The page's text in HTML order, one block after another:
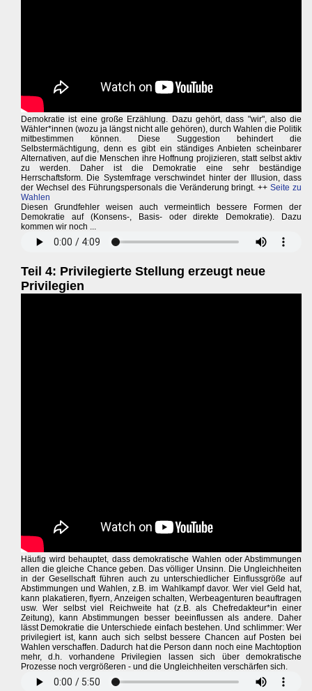
Demokratie ist eine große Erzählung. Dazu gehört, dass "wir", also die
Wähler*innen (wozu ja längst nicht alle gehören), durch Wahlen die Politik
mitbestimmen können. Diese Suggestion behindert die
Selbstermächtigung, denn es gibt ein ständiges Anbieten scheinbarer
Alternativen, auf die Menschen ihre Hoffnung projizieren, statt selbst aktiv
zu werden. Daher ist die Demokratie eine sehr beständige
Herrschaftsform. Die Systemfrage verschwindet hinter der Illusion, dass
der Wechsel des Führungspersonals die Veränderung bringt. ++Seite zu
Wahlen
Diesen Grundfehler weisen auch vermeintlich bessere Formen der
Demokratie auf (Konsens-, Basis- oder direkte Demokratie). Dazu
kommen wir noch ...
Teil 4: Privilegierte Stellung erzeugt neue
Privilegien
Häufig wird behauptet, dass demokratische Wahlen oder Abstimmungen
allen die gleiche Chance geben. Das völliger Unsinn. Die Ungleichheiten
in der Gesellschaft führen auch zu unterschiedlicher Einflussgröße auf
Abstimmungen und Wahlen, z.B. im Wahlkampf davor. Wer viel Geld hat,
kann plakatieren, flyern, Anzeigen schalten, Werbeagenturen beauftragen
usw. Wer selbst viel Reichweite hat (z.B. als Chefredakteur*in einer
Zeitung), kann Abstimmungen besser beeinflussen als andere. Daher
lässt Demokratie die Unterschiede einfach bestehen. Und schlimmer: Wer
privilegiert ist, kann auch sich selbst bessere Chancen auf Posten bei
Wahlen verschaffen. Dadurch hat die Person dann noch eine Machtoption
mehr, d.h. vorhandene Privilegien lassen sich über demokratische
Prozesse noch vergrößeren - und die Ungleichheiten verschärfen sich.